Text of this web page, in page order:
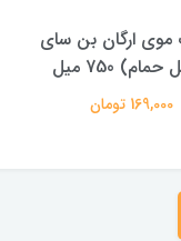
ارگان بن سای
750 میل
169,000 تومان